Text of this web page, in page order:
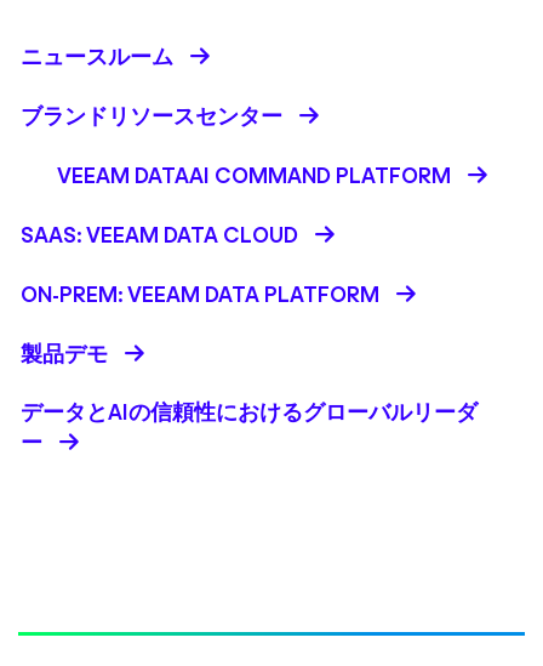
ニュースルーム
ブランドリソースセンター
VEEAM DATAAI COMMAND PLATFORM
SAAS: VEEAM DATA CLOUD
ON-PREM: VEEAM DATA PLATFORM
製品デモ
データとAIの信頼性におけるグローバルリーダ
ー